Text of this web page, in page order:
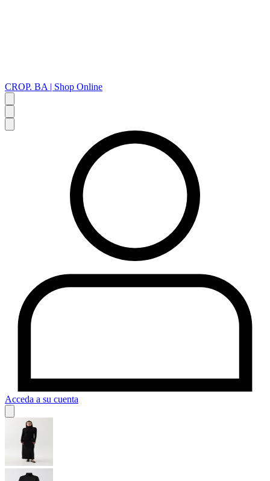
CROP. BA | Shop Online
Acceda a su cuenta